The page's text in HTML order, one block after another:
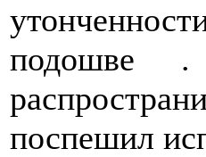
подошве
поспешил